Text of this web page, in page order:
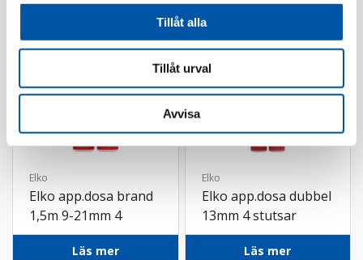
Tillåt alla
Tillåt urval
Avvisa
Elko
Elko app.dosa brand
1,5m 9-21mm 4
stutsar
Läs mer
Elko
Elko app.dosa dubbel
13mm 4 stutsar
Läs mer